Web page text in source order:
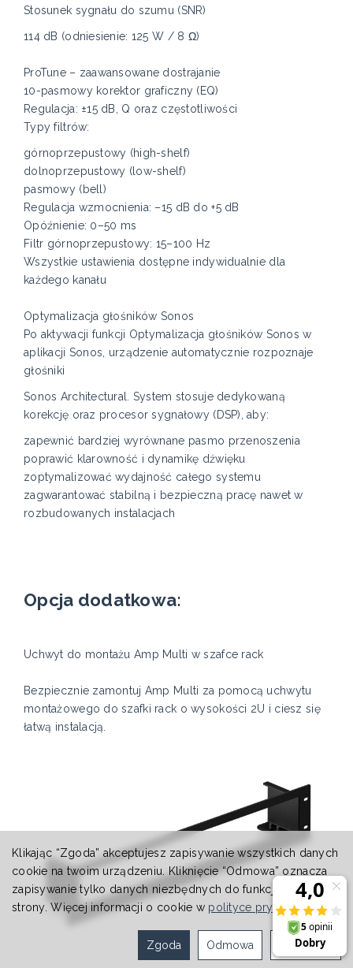
Stosunek sygnału do szumu (SNR)
114 dB (odniesienie: 125 W / 8 Ω)
ProTune – zaawansowane dostrajanie
10-pasmowy korektor graficzny (EQ)
Regulacja: ±15 dB, Q oraz częstotliwości
Typy filtrów:
górnoprzepustowy (high-shelf)
dolnoprzepustowy (low-shelf)
pasmowy (bell)
Regulacja wzmocnienia: –15 dB do +5 dB
Opóźnienie: 0–50 ms
Filtr górnoprzepustowy: 15–100 Hz
Wszystkie ustawienia dostępne indywidualnie dla
każdego kanału
Optymalizacja głośników Sonos
Po aktywacji funkcji Optymalizacja głośników Sonos w
aplikacji Sonos, urządzenie automatycznie rozpoznaje
głośniki
Sonos Architectural. System stosuje dedykowaną
korekcję oraz procesor sygnałowy (DSP), aby:
zapewnić bardziej wyrównane pasmo przenoszenia
poprawić klarowność i dynamikę dźwięku
zoptymalizować wydajność całego systemu
zagwarantować stabilną i bezpieczną pracę nawet w
rozbudowanych instalacjach
Opcja dodatkowa:
Uchwyt do montażu Amp Multi w szafce rack
Bezpiecznie zamontuj Amp Multi za pomocą uchwytu
montażowego do szafki rack o wysokości 2U i ciesz się
łatwą instalacją.
Klikając “Zgoda” akceptujesz zapisywanie wszystkich danych
cookie na twoim urządzeniu. Kliknięcie “Odmowa” oznacza
zapisywanie tylko danych niezbędnych do funkcjonowania
strony. Więcej informacji o cookie w polityce prywatności.
Ustawienia
Odmowa
Zgoda